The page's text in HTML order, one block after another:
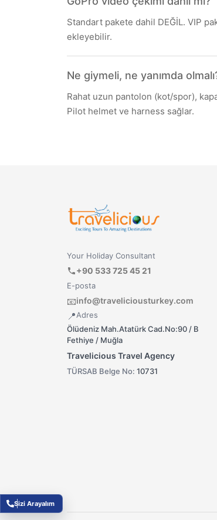
Standart pakete dahil DEĞİL. VIP
ekleyebilir.
Ne giymeli, ne yanımda
Rahat uzun pantolon (kot/spor),
Pilot helmet ve harness sağlar.
Your Holiday Consultant
+90 533 725 45 21
E-posta
📧info@traveliciousturkey.com
📍Adres
Ölüdeniz Mah.Atatürk Cad.No:90 / B
Fethiye / Muğla
Travelicious Travel Agency
TÜRSAB Belge No: 10731
Sizi Arayalım